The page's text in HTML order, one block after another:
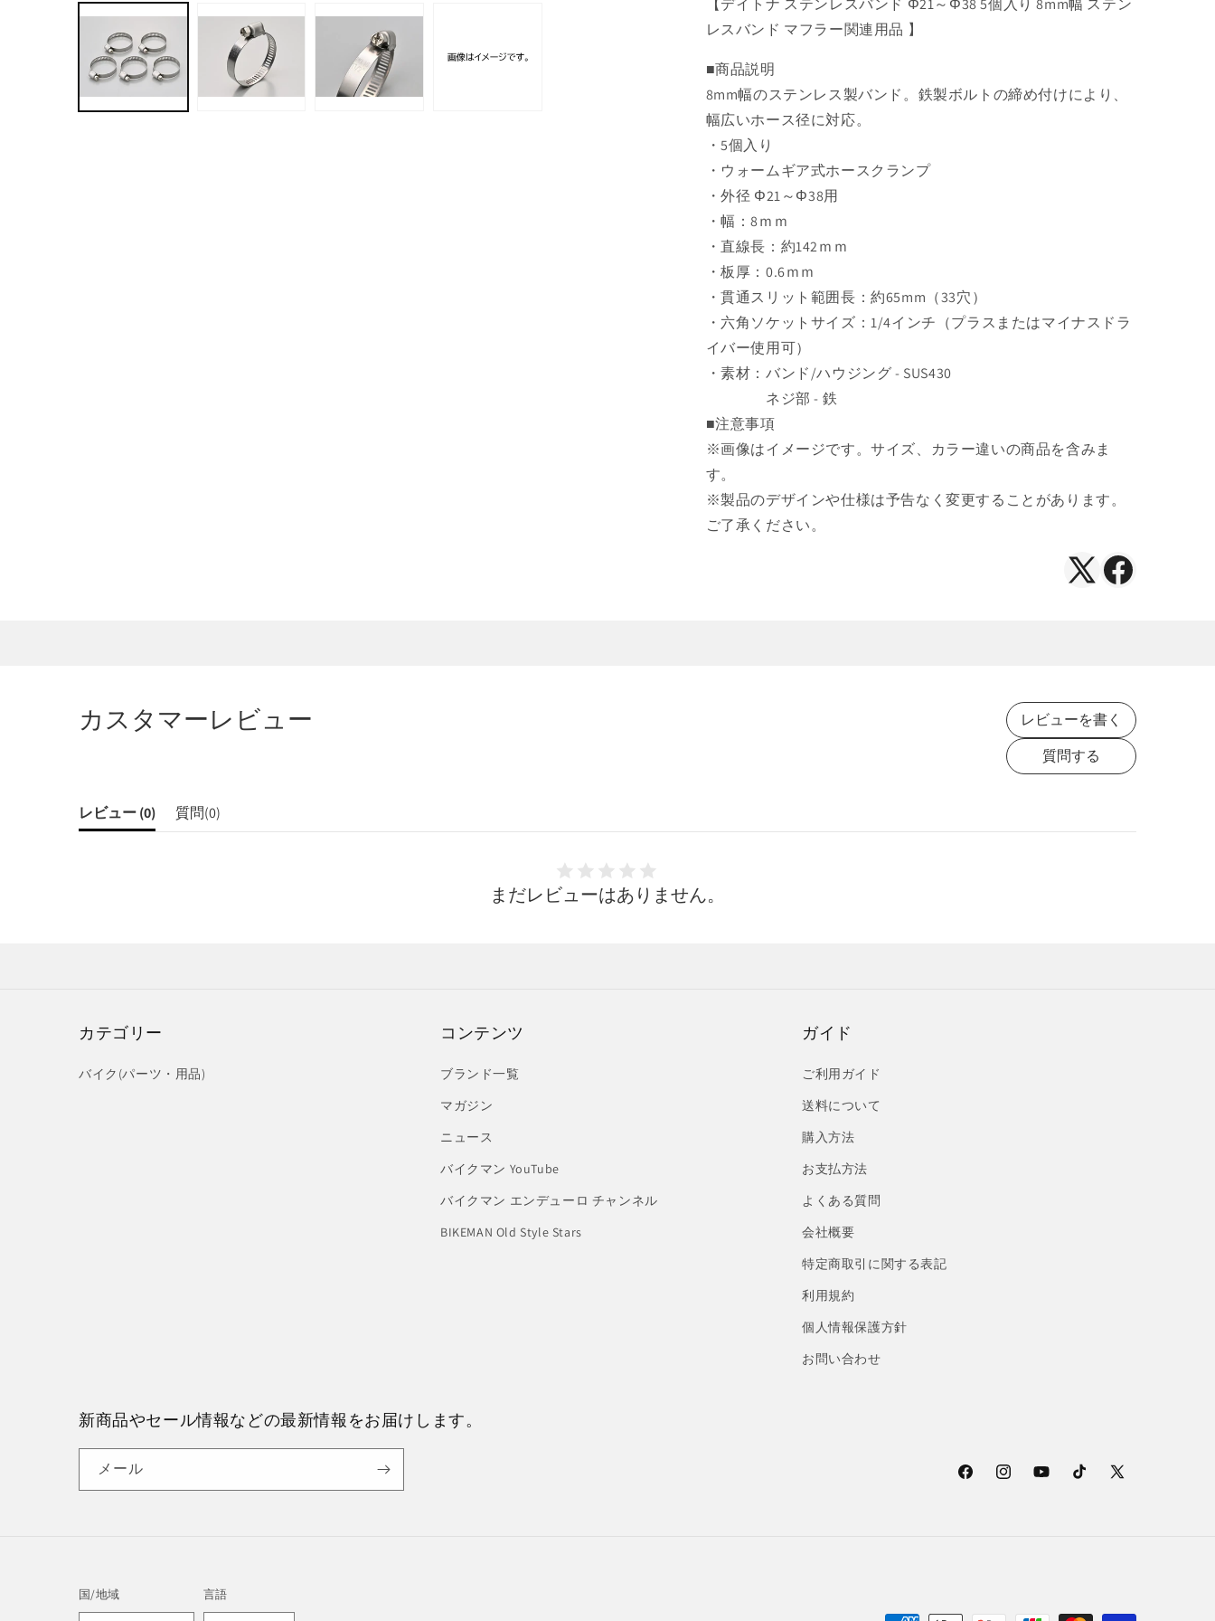
ー
Φ38
5
入
り
の
数
量
を
減
ら
す
Φ38
5
り
の
を
増
す
【デイトナ ステンレスバンド Φ21～Φ38 5個入り 8mm幅 ステン
レスバンド マフラー関連用品 】
■商品説明
8mm幅のステンレス製バンド。鉄製ボルトの締め付けにより、
幅広いホース径に対応。
・5個入り
・ウォームギア式ホースクランプ
・外径 Φ21～Φ38用
・幅：8ｍｍ
・直線長：約142ｍｍ
・板厚：0.6ｍｍ
・貫通スリット範囲長：約65mm（33穴）
・六角ソケットサイズ：1/4インチ（プラスまたはマイナスドラ
イバー使用可）
・素材：バンド/ハウジング - SUS430
ネジ部 - 鉄
■注意事項
※画像はイメージです。サイズ、カラー違いの商品を含みま
す。
※製品のデザインや仕様は予告なく変更することがあります。
ご了承ください。
X（Twitter）
Facebook
カスタマーレビュー レビューを書く
質問する
レビュー (0) 質問(0)
まだレビューはありません。
カテゴリー
バイク(パーツ・用品)
コンテンツ
ブランド一覧
マガジン
ニュース
バイクマン YouTube
バイクマン エンデューロ チャンネル
BIKEMAN Old Style Stars
ガイド
ご利用ガイド
送料について
購入方法
お支払方法
よくある質問
会社概要
特定商取引に関する表記
利用規約
個人情報保護方針
お問い合わせ
新商品やセール情報などの最新情報をお届けします。
メール
FacebookInstagramYouTubeTikTok
X
国/地域 言語